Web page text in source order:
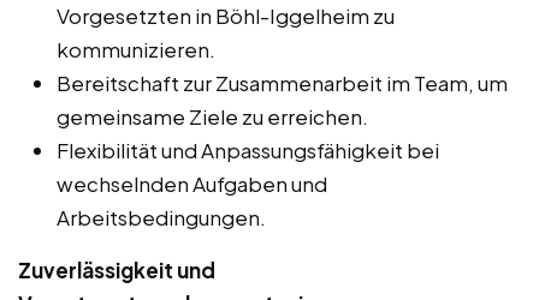
Vorgesetzten in Böhl-Iggelheim zu
kommunizieren.
Bereitschaft zur Zusammenarbeit im Team, um
gemeinsame Ziele zu erreichen.
Flexibilität und Anpassungsfähigkeit bei
wechselnden Aufgaben und
Arbeitsbedingungen.
Zuverlässigkeit und